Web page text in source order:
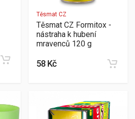
Těsmat CZ
Těsmat CZ Formitox -
nástraha k hubení
mravenců 120 g
58 Kč